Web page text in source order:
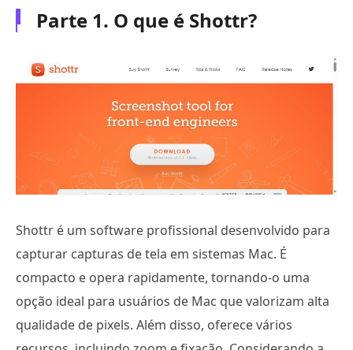
Parte 1. O que é Shottr?
Shottr é um software profissional desenvolvido para
capturar capturas de tela em sistemas Mac. É
compacto e opera rapidamente, tornando-o uma
opção ideal para usuários de Mac que valorizam alta
qualidade de pixels. Além disso, oferece vários